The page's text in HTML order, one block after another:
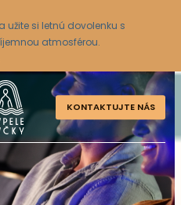
užite si letnú dovolenku s
atmosférou.
KONTAKTUJTE NÁS